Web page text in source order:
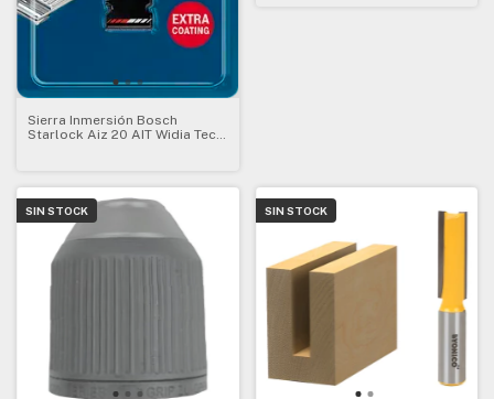
Sierra Inmersión Bosch
Starlock Aiz 20 AIT Widia Tec
SIN STOCK SIN STOCK